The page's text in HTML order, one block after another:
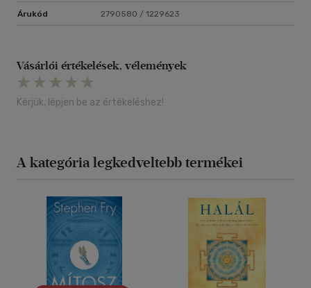
Árukód 2790580 / 1229623
Vásárlói értékelések, vélemények
Kérjük, lépjen be az értékeléshez!
A kategória legkedveltebb termékei